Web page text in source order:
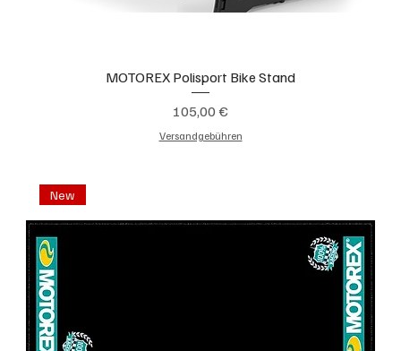
MOTOREX Polisport Bike Stand
Preis
105,00 €
Versandgebühren
New